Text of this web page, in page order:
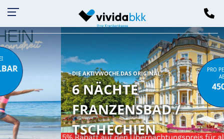
Kassen-
DIE AKTIVWOCHE.DAS ORIGINAL
6 NÄCHTE
FRANZENSBAD /
TSCHECHIEN
PRO PERSON
AB
450 €